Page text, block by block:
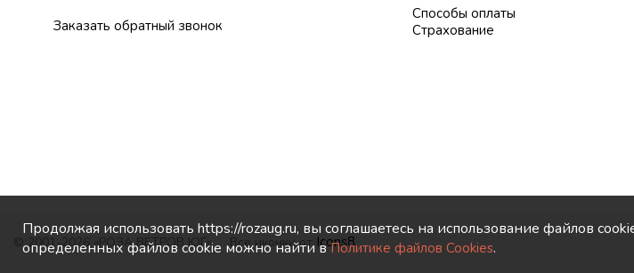
Продолжая использовать https://rozaug.ru, вы соглашаетесь на использование файлов
определенных файлов cookie можно найти вПолитике файлов Cookies.
Заказать обратный звонок
Способы оплаты
Страхование
© 2001-2026 «РОЗА ВЕТРОВ ЮГ» Все иконки от Icons8